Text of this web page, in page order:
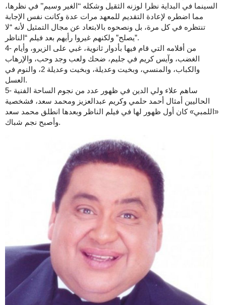
السينما في البداية نظرا لوزنه الثقيل وشكله ‘‘الغير وسيم’’ في نظرها،
مما اضطره لإعادة التقديم للمعهد مرات عدة وكانت نفس الإجابة
تنتظره في كل مرة، بل ونصحوه بالابتعاد عن مجال التمثيل لأنه “لا
يصلح” ولكنهم غيروا رأيهم بعد فيلم “الناظر”.
4- من أفلامه التي قام فيها بأدوار ثانوية، غبي على الزيرو، وأيام
الغضب، وآيس كريم في جليم، ضحك ولعب وجد وحب، والإرهاب
والكباب، والمنسي، وبخيت وعديلة، وبخيت وعديلة 2، والنوم في
العسل.
5- ساهم علاء ولي الدين في ظهور عدد من نجوم الساحة الفنية
الحاليين أمثال أحمد حلمي وكريم عبدالعزيز ومحمد سعد، فشخصية
«اللمبي» كان أول ظهور لها في فيلم الناظر وبعدها انطلق محمد سعد
وأصبح نجم شباك.